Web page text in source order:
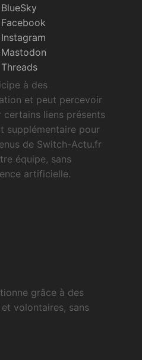
BlueSky
Facebook
Instagram
Mastodon
Threads
à des
et peut percevoir
certains liens présents
supplémentaire pour
de Switch-Actu.fr
équipe, sans
artificielle.
grâce à des
volontaires, sans